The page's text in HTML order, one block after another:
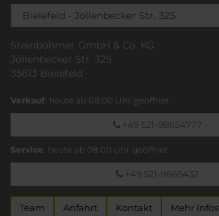
Steinböhmer GmbH & Co. KG
Jöllenbecker Str. 325
33613 Bielefeld
Verkauf: heute ab 08:00 Uhr geöffnet
+49 521-98654777
Service: heute ab 08:00 Uhr geöffnet
+49 521-9865432
Team Anfahrt Kontakt Mehr Infos